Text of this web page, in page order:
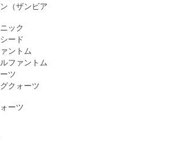
（ザンビア
ック
ード
ントム
ファントム
ツ
クォーツ
ーツ